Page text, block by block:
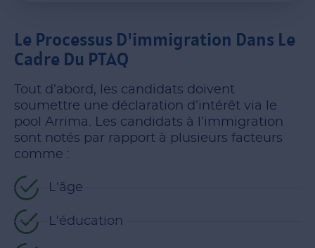
Le Processus D'immigration Dans Le
Cadre Du PTAQ
Tout d’abord, les candidats doivent
soumettre une déclaration d’intérêt via le
pool Arrima. Les candidats à l’immigration
sont notés par rapport à plusieurs facteurs
comme :
L'âge
L'éducation